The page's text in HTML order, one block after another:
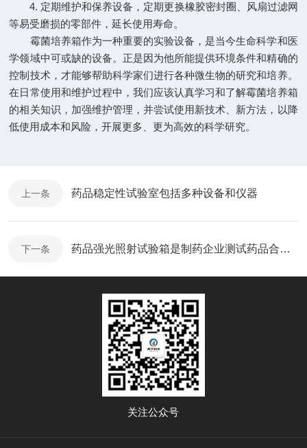
4. 定期维护和保养设备，定期更换橡胶密封圈、风扇过滤网
等易受磨损的零部件，延长使用寿命。
霉菌培养箱作为一种重要的实验设备，是当今生命科学和医
学领域中可或缺的设备。正是因为他所能提供环境条件和精确的
控制技术，才能够帮助科学家们进行各种微生物的研究和培养。
在日常使用和维护过程中，我们应该认真学习和了解霉菌培养箱
的相关知识，加强维护管理，并尝试使用新技术、新方法，以降
低使用成本和风险，开展更多、更为高效的科学研究。
上一条 药品稳定性试验室包括多种设备和仪器
下一条 药品强光照射试验箱是制药企业测试药品合格率的利器
关注公众号